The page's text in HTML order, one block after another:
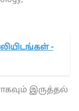
-
இருத்தல்